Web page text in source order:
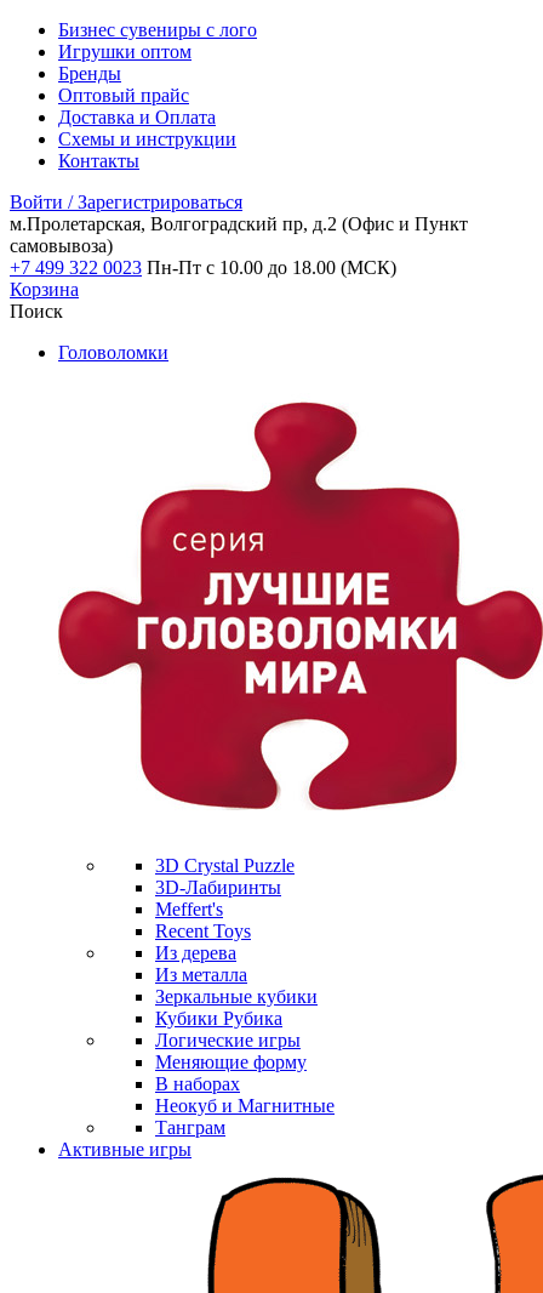
Бизнес сувениры с лого
Игрушки оптом
Бренды
Оптовый прайс
Доставка и Оплата
Схемы и инструкции
Контакты
Войти / Зарегистрироваться
м.Пролетарская, Волгоградский пр, д.2 (Офис и Пункт
самовывоза)
+7 499 322 0023 Пн-Пт с 10.00 до 18.00 (МСК)
Корзина
Поиск
Головоломки
3D Crystal Puzzle
3D-Лабиринты
Meffert's
Recent Toys
Из дерева
Из металла
Зеркальные кубики
Кубики Рубика
Логические игры
Меняющие форму
В наборах
Неокуб и Магнитные
Танграм
Активные игры